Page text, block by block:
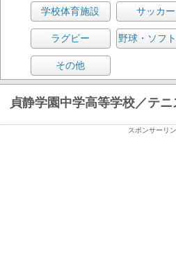
学校体育施設 サッカー
ラグビー
その他
貞静学園中学高等学校／テ
スポンサーリ